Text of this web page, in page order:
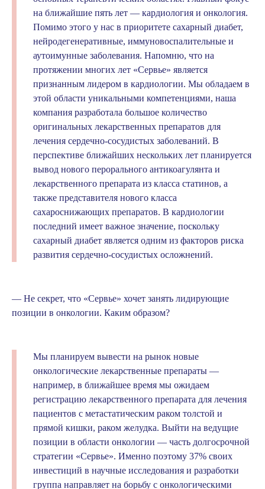
на ближайшие пять лет — кардиология и онкология.
Помимо этого у нас в приоритете сахарный диабет,
нейродегенеративные, иммуновоспалительные и
аутоимунные заболевания. Напомню, что на
протяжении многих лет «Сервье» является
признанным лидером в кардиологии. Мы обладаем в
этой области уникальными компетенциями, наша
компания разработала большое количество
оригинальных лекарственных препаратов для
лечения сердечно-сосудистых заболеваний. В
перспективе ближайших нескольких лет планируется
вывод нового перорального антикоагулянта и
лекарственного препарата из класса статинов, а
также представителя нового класса
сахароснижающих препаратов. В кардиологии
последний имеет важное значение, поскольку
сахарный диабет является одним из факторов риска
развития сердечно-сосудистых осложнений.
— Не секрет, что «Сервье» хочет занять лидирующие
позиции в онкологии. Каким образом?
Мы планируем вывести на рынок новые
онкологические лекарственные препараты —
например, в ближайшее время мы ожидаем
регистрацию лекарственного препарата для лечения
пациентов с метастатическим раком толстой и
прямой кишки, раком желудка. Выйти на ведущие
позиции в области онкологии — часть долгосрочной
стратегии «Сервье». Именно поэтому 37% своих
инвестиций в научные исследования и разработки
группа направляет на борьбу с онкологическими